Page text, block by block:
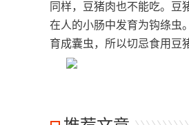
同样，豆猪肉也不能吃。豆
在人的小肠中发育为钩绦虫
育成囊虫，所以切忌食用豆